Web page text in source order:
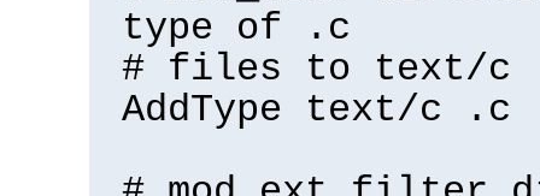
type of .c
# files to text/c
AddType text/c .c